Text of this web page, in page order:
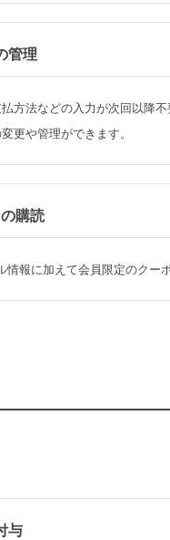
管理
方法などの入力が次回以降不
更や管理ができます。
購読
報に加えて会員限定のクー
与